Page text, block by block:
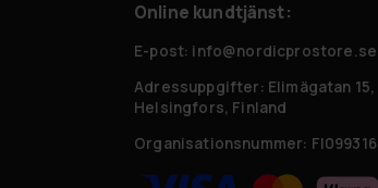
Online kundtjänst:
E-post: info@nordicprostore.se
Adressuppgifter: Elimägatan
Helsingfors, Finland
Organisationsnummer: